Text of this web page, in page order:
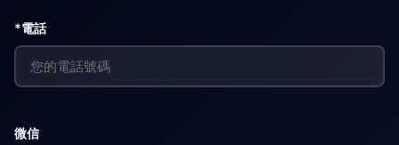
*電話
微信